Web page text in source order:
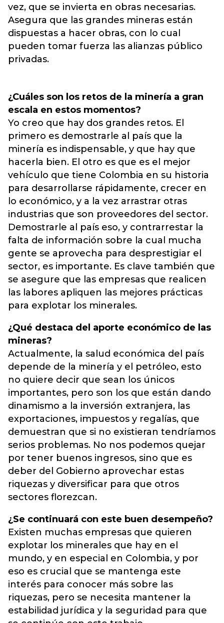
vez, que se invierta en obras necesarias.
Asegura que las grandes mineras están
dispuestas a hacer obras, con lo cual
pueden tomar fuerza las alianzas público
privadas.
¿Cuáles son los retos de la minería a gran
escala en estos momentos?
Yo creo que hay dos grandes retos. El
primero es demostrarle al país que la
minería es indispensable, y que hay que
hacerla bien. El otro es que es el mejor
vehículo que tiene Colombia en su historia
para desarrollarse rápidamente, crecer en
lo económico, y a la vez arrastrar otras
industrias que son proveedores del sector.
Demostrarle al país eso, y contrarrestar la
falta de información sobre la cual mucha
gente se aprovecha para desprestigiar el
sector, es importante. Es clave también que
se asegure que las empresas que realicen
las labores apliquen las mejores prácticas
para explotar los minerales.
¿Qué destaca del aporte económico de las
mineras?
Actualmente, la salud económica del país
depende de la minería y el petróleo, esto
no quiere decir que sean los únicos
importantes, pero son los que están dando
dinamismo a la inversión extranjera, las
exportaciones, impuestos y regalías, que
demuestran que si no existieran tendríamos
serios problemas. No nos podemos quejar
por tener buenos ingresos, sino que es
deber del Gobierno aprovechar estas
riquezas y diversificar para que otros
sectores florezcan.
¿Se continuará con este buen desempeño?
Existen muchas empresas que quieren
explotar los minerales que hay en el
mundo, y en especial en Colombia, y por
eso es crucial que se mantenga este
interés para conocer más sobre las
riquezas, pero se necesita mantener la
estabilidad jurídica y la seguridad para que